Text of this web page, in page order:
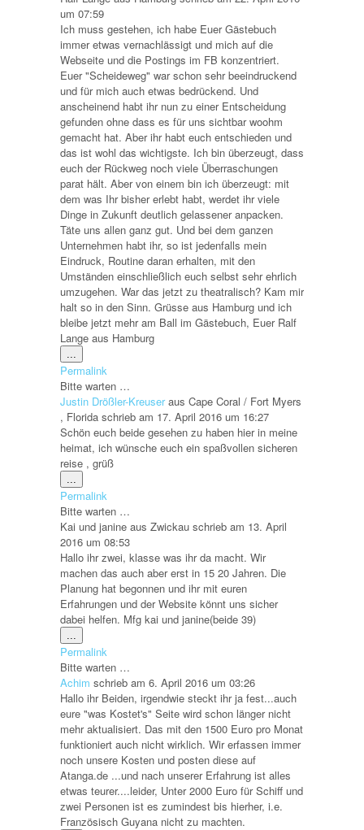
um 07:59
Ich muss gestehen, ich habe Euer Gästebuch
immer etwas vernachlässigt und mich auf die
Webseite und die Postings im FB konzentriert.
Euer "Scheideweg" war schon sehr beeindruckend
und für mich auch etwas bedrückend. Und
anscheinend habt ihr nun zu einer Entscheidung
gefunden ohne dass es für uns sichtbar woohm
gemacht hat. Aber ihr habt euch entschieden und
das ist wohl das wichtigste. Ich bin überzeugt, dass
euch der Rückweg noch viele Überraschungen
parat hält. Aber von einem bin ich überzeugt: mit
dem was Ihr bisher erlebt habt, werdet ihr viele
Dinge in Zukunft deutlich gelassener anpacken.
Täte uns allen ganz gut. Und bei dem ganzen
Unternehmen habt ihr, so ist jedenfalls mein
Eindruck, Routine daran erhalten, mit den
Umständen einschließlich euch selbst sehr ehrlich
umzugehen. War das jetzt zu theatralisch? Kam mir
halt so in den Sinn. Grüsse aus Hamburg und ich
bleibe jetzt mehr am Ball im Gästebuch, Euer Ralf
Lange aus Hamburg
Metabox
ein-/ausblenden.
Permalink
Bitte warten …
Justin Drößler-Kreuser aus Cape Coral / Fort Myers
, Florida schrieb am 17. April 2016 um 16:27
Schön euch beide gesehen zu haben hier in meine
heimat, ich wünsche euch ein spaßvollen sicheren
reise , grüß
Metabox
ein-/ausblenden.
Permalink
Bitte warten …
Kai und janine aus Zwickau schrieb am 13. April
2016 um 08:53
Hallo ihr zwei, klasse was ihr da macht. Wir
machen das auch aber erst in 15 20 Jahren. Die
Planung hat begonnen und ihr mit euren
Erfahrungen und der Website könnt uns sicher
dabei helfen. Mfg kai und janine(beide 39)
Metabox
ein-/ausblenden.
Permalink
Bitte warten …
Achim schrieb am 6. April 2016 um 03:26
Hallo ihr Beiden, irgendwie steckt ihr ja fest...auch
eure "was Kostet's" Seite wird schon länger nicht
mehr aktualisiert. Das mit den 1500 Euro pro Monat
funktioniert auch nicht wirklich. Wir erfassen immer
noch unsere Kosten und posten diese auf
Atanga.de ...und nach unserer Erfahrung ist alles
etwas teurer....leider, Unter 2000 Euro für Schiff und
zwei Personen ist es zumindest bis hierher, i.e.
Französisch Guyana nicht zu machten.